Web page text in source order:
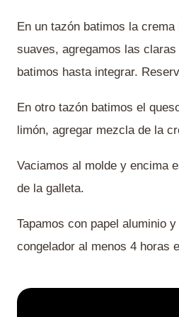
En un tazón batimos la
suaves, agregamos las
batimos hasta integrar.
En otro tazón batimos el
limón, agregar mezcla de la
Vaciamos al molde y encima
de la galleta.
Tapamos con papel aluminio
congelador al menos 4 horas